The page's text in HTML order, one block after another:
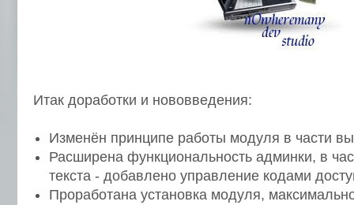
Итак доработки и нововведения:
Изменён принципе работы модуля в части
Расширена функциональность админки, в
текста - добавлено управление кодами
Проработана установка модуля,